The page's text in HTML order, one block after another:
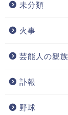
未分類
火事
芸能人の親族
訃報
野球